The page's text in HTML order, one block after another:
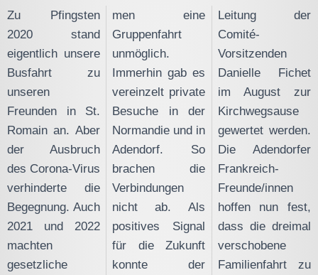
Zu Pfingsten
2020 stand
eigentlich unsere
Busfahrt zu
unseren
Freunden in St.
Romain an. Aber
der Ausbruch
des Corona-Virus
verhinderte die
Begegnung. Auch
2021 und 2022
machten
gesetzliche
men eine
Gruppenfahrt
unmöglich.
Immerhin gab es
vereinzelt private
Besuche in der
Normandie und in
Adendorf. So
brachen die
Verbindungen
nicht ab. Als
positives Signal
für die Zukunft
konnte der
Leitung der
Comité-
Vorsitzenden
Danielle Fichet
im August zur
Kirchwegsause
gewertet werden.
Die Adendorfer
Frankreich-
Freunde/innen
hoffen nun fest,
dass die dreimal
verschobene
Familienfahrt zu